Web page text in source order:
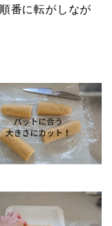
番に転がしなが